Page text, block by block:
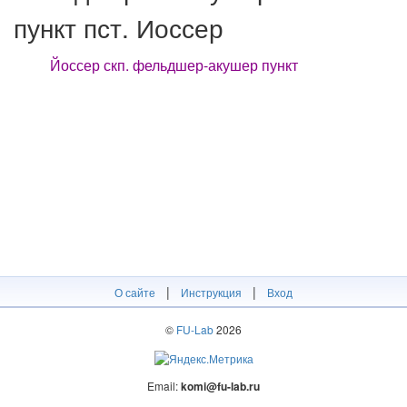
пункт пст. Иоссер
Йоссер скп. фельдшер-акушер пункт
О сайте | Инструкция | Вход
© FU-Lab2026
Email:komi@fu-lab.ru